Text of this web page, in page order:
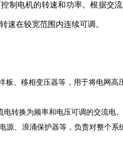
制电机的转速和功率。根据交
速在较宽范围内连续可调。
板、移相变压器等，用于将电网高
转换为频率和电压可调的交流电。
源、浪涌保护器等，负责对整个系